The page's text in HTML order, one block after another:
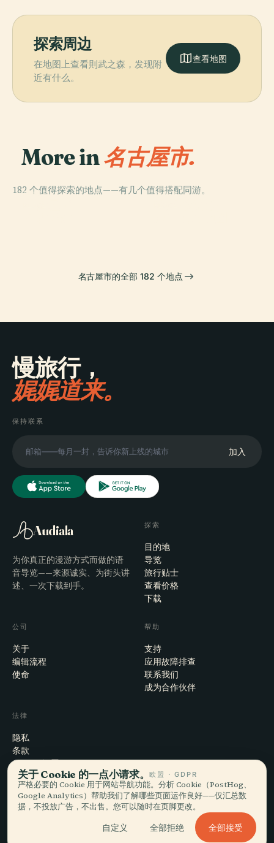
探索周边
在地图上查看則武之森，发现附
近有什么。
查看地图
More in名古屋市.
182 个值得探索的地点——有几个值得搭配同游。
PLACE PLACE
名古屋市的全部 182 个地点
慢旅行，
娓娓道来。
保持联系
加入
Audiala
为你真正的漫游方式而做的语
音导览——来源诚实、为街头讲
述、一次下载到手。
探索
目的地
导览
旅行贴士
查看价格
下载
公司
关于
编辑流程
使命
帮助
支持
应用故障排查
联系我们
成为合作伙伴
法律
隐私
条款
Cookie 设置
注销账户
© 2026 Audiala · 制作于瑞士莫尔日，也在路上、在云端
EN · FR · DE · ES · IT · PT · JA · ZH · HI · RU · CS · AR
关于 Cookie 的一点小请求。欧盟 · GDPR
严格必要的 Cookie 用于网站导航功能。分析 Cookie（PostHog、
Google Analytics）帮助我们了解哪些页面运作良好——仅汇总数
据，不投放广告，不出售。您可以随时在页脚更改。
自定义 全部拒绝 全部接受